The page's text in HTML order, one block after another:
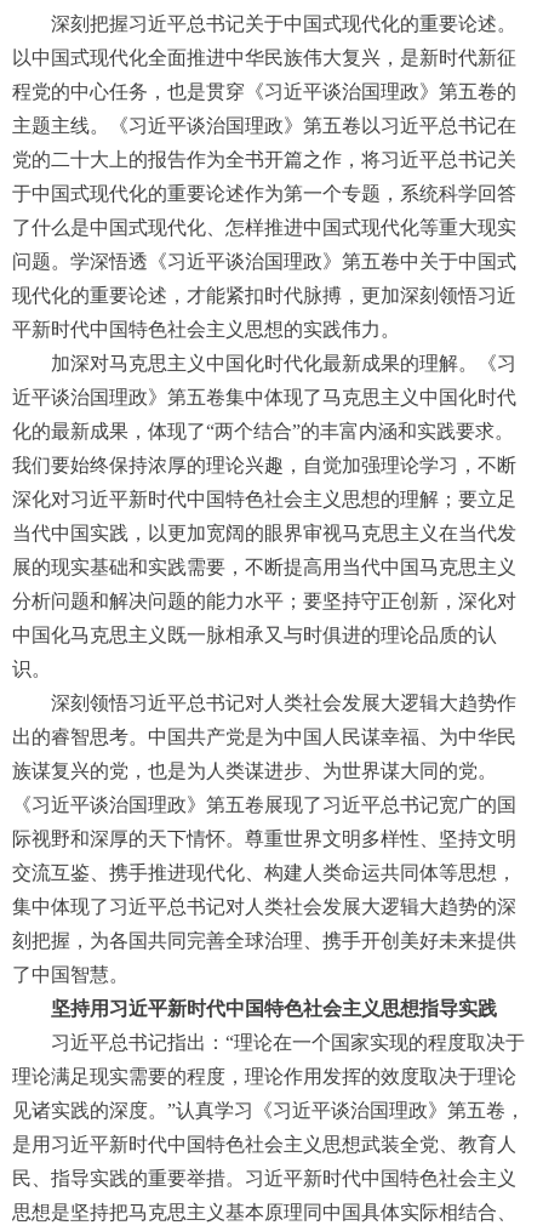
深刻把握习近平总书记关于中国式现代化的重要论述。
以中国式现代化全面推进中华民族伟大复兴，是新时代新征
程党的中心任务，也是贯穿《习近平谈治国理政》第五卷的
主题主线。《习近平谈治国理政》第五卷以习近平总书记在
党的二十大上的报告作为全书开篇之作，将习近平总书记关
于中国式现代化的重要论述作为第一个专题，系统科学回答
了什么是中国式现代化、怎样推进中国式现代化等重大现实
问题。学深悟透《习近平谈治国理政》第五卷中关于中国式
现代化的重要论述，才能紧扣时代脉搏，更加深刻领悟习近
平新时代中国特色社会主义思想的实践伟力。
加深对马克思主义中国化时代化最新成果的理解。《习
近平谈治国理政》第五卷集中体现了马克思主义中国化时代
化的最新成果，体现了“两个结合”的丰富内涵和实践要求。
我们要始终保持浓厚的理论兴趣，自觉加强理论学习，不断
深化对习近平新时代中国特色社会主义思想的理解；要立足
当代中国实践，以更加宽阔的眼界审视马克思主义在当代发
展的现实基础和实践需要，不断提高用当代中国马克思主义
分析问题和解决问题的能力水平；要坚持守正创新，深化对
中国化马克思主义既一脉相承又与时俱进的理论品质的认
识。
深刻领悟习近平总书记对人类社会发展大逻辑大趋势作
出的睿智思考。中国共产党是为中国人民谋幸福、为中华民
族谋复兴的党，也是为人类谋进步、为世界谋大同的党。
《习近平谈治国理政》第五卷展现了习近平总书记宽广的国
际视野和深厚的天下情怀。尊重世界文明多样性、坚持文明
交流互鉴、携手推进现代化、构建人类命运共同体等思想，
集中体现了习近平总书记对人类社会发展大逻辑大趋势的深
刻把握，为各国共同完善全球治理、携手开创美好未来提供
了中国智慧。
坚持用习近平新时代中国特色社会主义思想指导实践
习近平总书记指出：“理论在一个国家实现的程度取决于
理论满足现实需要的程度，理论作用发挥的效度取决于理论
见诸实践的深度。”认真学习《习近平谈治国理政》第五卷，
是用习近平新时代中国特色社会主义思想武装全党、教育人
民、指导实践的重要举措。习近平新时代中国特色社会主义
思想是坚持把马克思主义基本原理同中国具体实际相结合、